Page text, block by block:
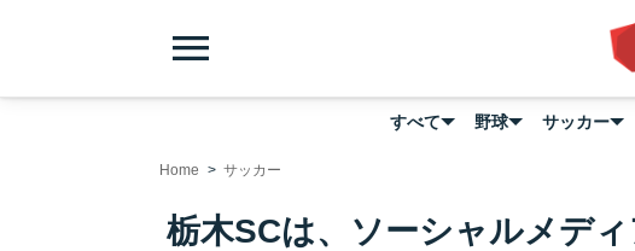
menu
すべて 野球 サッカー
Home サッカー
栃木SCは、ソーシャルメデ